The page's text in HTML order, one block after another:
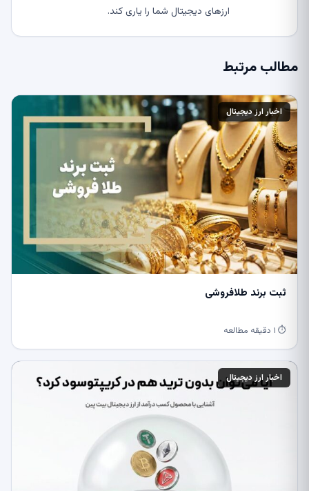
ارزهای دیجیتال شما را یاری کند.
مطالب مرتبط
اخبار ارز دیجیتال
ثبت برند طلافروشی
⏱ ۱ دقیقه مطالعه
اخبار ارز دیجیتال